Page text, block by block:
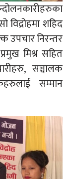
शहिद
उपचार निरन्तर
मिश्र सहित
सञ्चालक
सम्मान